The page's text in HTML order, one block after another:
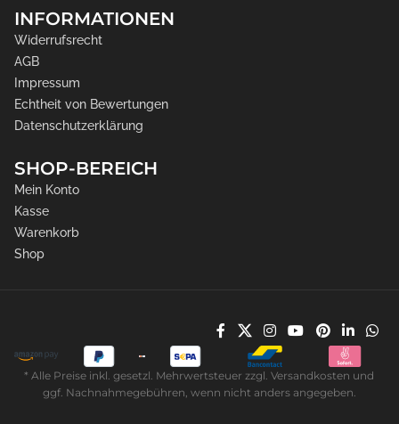
INFORMATIONEN
Widerrufsrecht
AGB
Impressum
Echtheit von Bewertungen
Datenschutzerklärung
SHOP-BEREICH
Mein Konto
Kasse
Warenkorb
Shop
* Alle Preise inkl. gesetzl. Mehrwertsteuer zzgl. Versandkosten und
ggf. Nachnahmegebühren, wenn nicht anders angegeben.